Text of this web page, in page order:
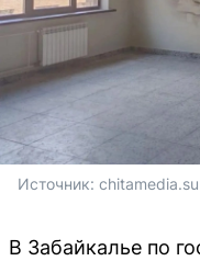
Источник: chitamedia.su
В Забайкалье по